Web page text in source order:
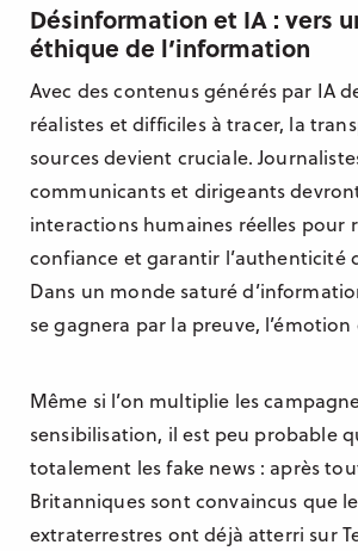
Désinformation et IA : vers
éthique de l’information
Avec des contenus générés par IA
réalistes et difficiles à tracer, la
sources devient cruciale.
communicants et dirigeants
interactions humaines réelles pour
confiance et garantir l’authenticité
Dans un monde saturé
se gagnera par la preuve,
Même si l’on multiplie les
sensibilisation, il est peu probable
totalement les fake news : après
Britanniques sont convaincus que
extraterrestres ont déjà atterri sur